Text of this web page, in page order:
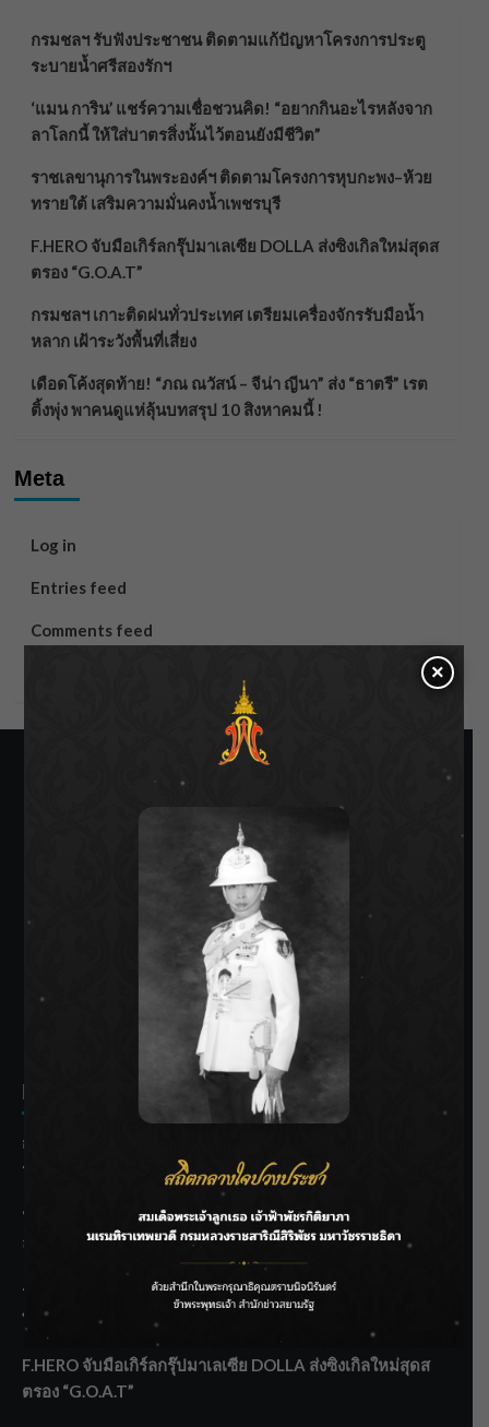
กรมชลฯ รับฟังประชาชน ติดตามแก้ปัญหาโครงการประตู
ระบายน้ำศรีสองรักฯ
‘แมน การิน’ แชร์ความเชื่อชวนคิด! “อยากกินอะไรหลังจาก
ลาโลกนี้ ให้ใส่บาตรสิ่งนั้นไว้ตอนยังมีชีวิต”
ราชเลขานุการในพระองค์ฯ ติดตามโครงการหุบกะพง–ห้วย
ทรายใต้ เสริมความมั่นคงน้ำเพชรบุรี
F.HERO จับมือเกิร์ลกรุ๊ปมาเลเซีย DOLLA ส่งซิงเกิลใหม่สุดส
ตรอง “G.O.A.T”
กรมชลฯ เกาะติดฝนทั่วประเทศ เตรียมเครื่องจักรรับมือน้ำ
หลาก เฝ้าระวังพื้นที่เสี่ยง
เดือดโค้งสุดท้าย! “ภณ ณวัสน์ – จีน่า ญีนา” ส่ง “ธาตรี” เรต
ติ้งพุ่ง พาคนดูแห่ลุ้นบทสรุป 10 สิงหาคมนี้ !
Meta
Log in
Entries feed
Comments feed
SIAMRATH VARIETY
THE BEST ENTERTAINMENT
Recent Posts
กรมชลฯ รับฟังประชาชน ติดตามแก้ปัญหาโครงการประตู
ระบายน้ำศรีสองรักฯ
‘แมน การิน’ แชร์ความเชื่อชวนคิด! “อยากกินอะไรหลังจาก
ลาโลกนี้ ให้ใส่บาตรสิ่งนั้นไว้ตอนยังมีชีวิต”
ราชเลขานุการในพระองค์ฯ ติดตามโครงการหุบกะพง–ห้วย
ทรายใต้ เสริมความมั่นคงน้ำเพชรบุรี
F.HERO จับมือเกิร์ลกรุ๊ปมาเลเซีย DOLLA ส่งซิงเกิลใหม่สุดส
ตรอง “G.O.A.T”
×